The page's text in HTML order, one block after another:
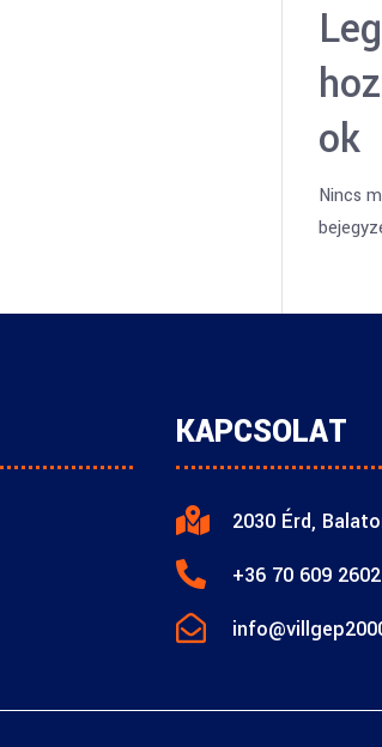
ok
Nincs
KAPCSOLAT
 2030 Érd,
 +36 70 609 2602
